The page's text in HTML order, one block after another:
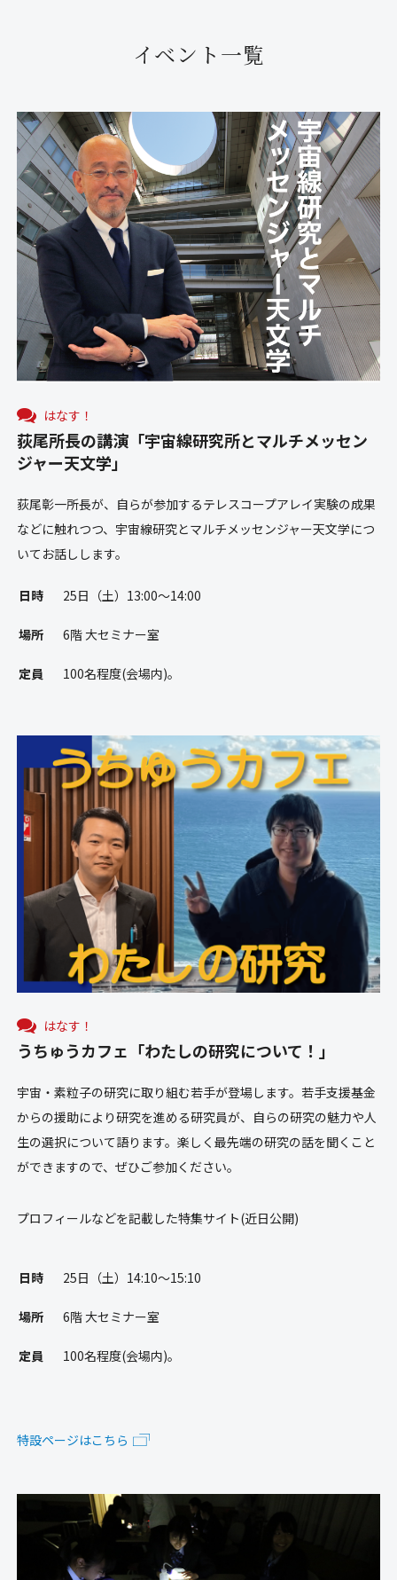
イベント一覧
はなす！
荻尾所長の講演「宇宙線研究所とマルチメッセン
ジャー天文学」
荻尾彰一所長が、自らが参加するテレスコープアレイ実験の成果
などに触れつつ、宇宙線研究とマルチメッセンジャー天文学につ
いてお話しします。
日時 25日（土）13:00～14:00
場所 6階 大セミナー室
定員 100名程度(会場内)。
はなす！
うちゅうカフェ「わたしの研究について！」
宇宙・素粒子の研究に取り組む若手が登場します。若手支援基金
からの援助により研究を進める研究員が、自らの研究の魅力や人
生の選択について語ります。楽しく最先端の研究の話を聞くこと
ができますので、ぜひご参加ください。
プロフィールなどを記載した特集サイト(近日公開)
日時 25日（土）14:10～15:10
場所 6階 大セミナー室
定員 100名程度(会場内)。
特設ページはこちら